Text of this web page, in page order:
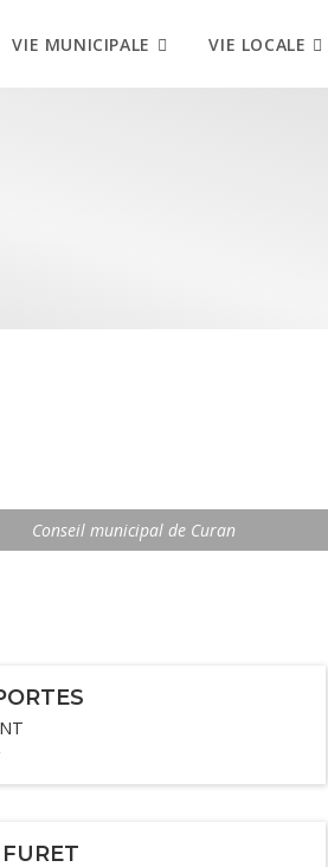
VIE MUNICIPALE VIE LOCALE
Conseil municipal de Curan